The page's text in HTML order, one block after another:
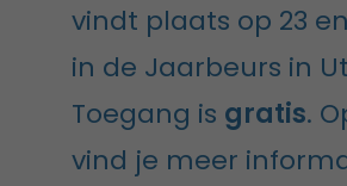
vindt plaats op 23
in de Jaarbeurs in
Toegang is gratis.
vind je meer